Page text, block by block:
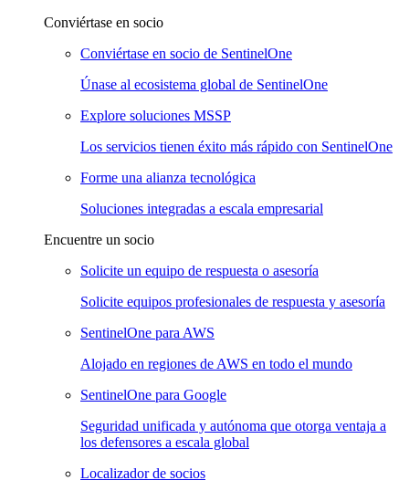
Conviértase en socio
Conviértase en socio de SentinelOne
Únase al ecosistema global de SentinelOne
Explore soluciones MSSP
Los servicios tienen éxito más rápido con SentinelOne
Forme una alianza tecnológica
Soluciones integradas a escala empresarial
Encuentre un socio
Solicite un equipo de respuesta o asesoría
Solicite equipos profesionales de respuesta y asesoría
SentinelOne para AWS
Alojado en regiones de AWS en todo el mundo
SentinelOne para Google
Seguridad unificada y autónoma que otorga ventaja a
los defensores a escala global
Localizador de socios